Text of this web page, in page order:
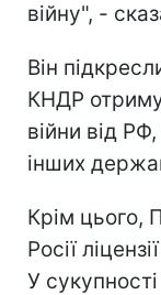
війну", -
Він
КНДР
війни від
інших
Крім цього,
Росії
У